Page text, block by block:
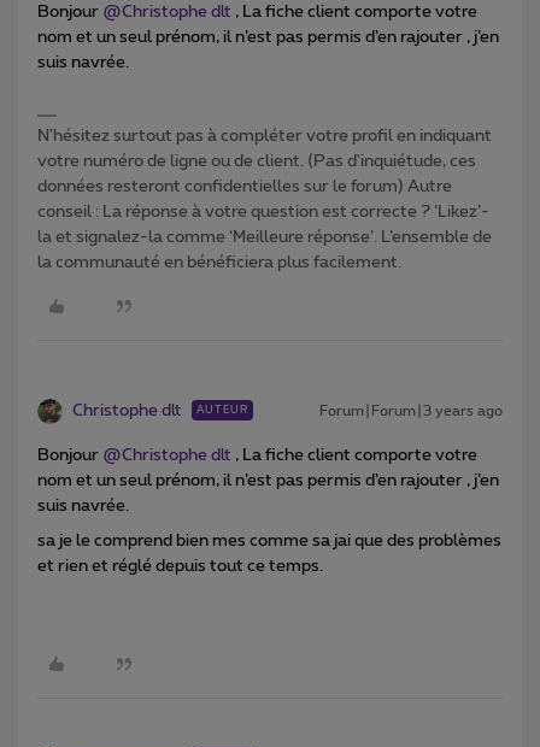
Bonjour @Christophe dlt , La fiche client comporte votre
nom et un seul prénom, il n’est pas permis d’en rajouter , j’en
suis navrée.
N'hésitez surtout pas à compléter votre profil en indiquant
votre numéro de ligne ou de client. (Pas d'inquiétude, ces
données resteront confidentielles sur le forum) Autre
conseil : La réponse à votre question est correcte ? ‘Likez’-
la et signalez-la comme ‘Meilleure réponse’. L’ensemble de
la communauté en bénéficiera plus facilement.
Christophe dlt AUTEUR Forum|Forum|3 years ago
Bonjour @Christophe dlt , La fiche client comporte votre
nom et un seul prénom, il n’est pas permis d’en rajouter , j’en
suis navrée.
sa je le comprend bien mes comme sa jai que des problèmes
et rien et réglé depuis tout ce temps.